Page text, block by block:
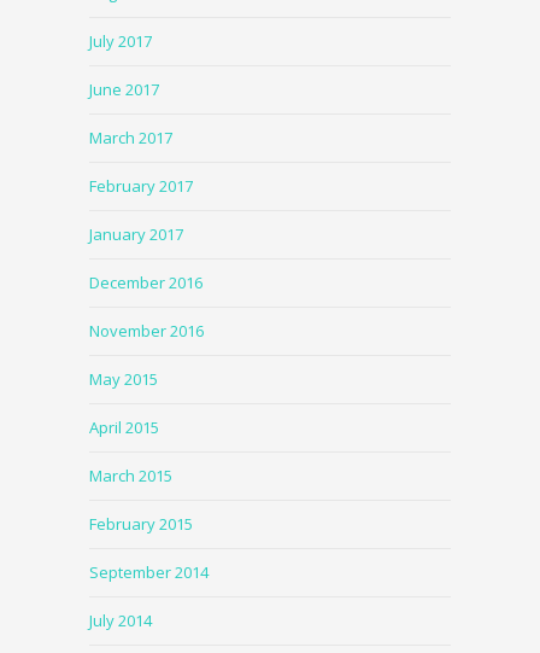
July 2017
June 2017
March 2017
February 2017
January 2017
December 2016
November 2016
May 2015
April 2015
March 2015
February 2015
September 2014
July 2014